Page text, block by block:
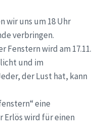
wir uns um 18 Uhr
verbringen.
Fenstern wird am 17.11.
und im
der Lust hat, kann
eine
Erlös wird für einen